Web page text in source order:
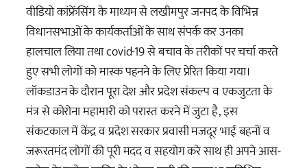
वीडियो कांफ्रेंसिंग के माध्यम से लखीमपुर जनपद के विभिन्न
विधानसभाओं के कार्यकर्ताओं के साथ संपर्क कर उनका
हालचाल लिया तथा covid-19 से बचाव के तरीकों पर चर्चा करते
हुए सभी लोगों को मास्क पहनने के लिए प्रेरित किया गया।
लॉकडाउन के दौरान पूरा देश और प्रदेश संकल्प व एकजुटता के
मंत्र से कोरोना महामारी को परास्त करने में जुटा है, इस
संकटकाल में केंद्र व प्रदेश सरकार प्रवासी मजदूर भाई बहनों व
जरूरतमंद लोगों की पूरी मदद व सहयोग करे साथ ही अपने आस-